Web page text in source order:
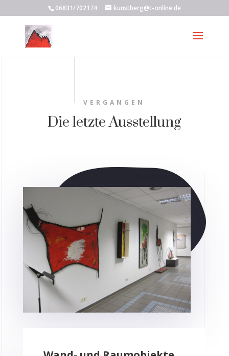
06831/702174 kunstberg@t-online.de
VERGANGEN
Die letzte Ausstellung